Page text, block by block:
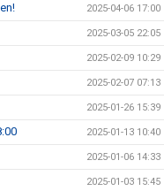
2025-04-06 17:00
2025-03-05 22:05
2025-02-09 10:29
2025-02-07 07:13
2025-01-26 15:39
2025-01-13 10:40
2025-01-06 14:33
2025-01-03 15:45